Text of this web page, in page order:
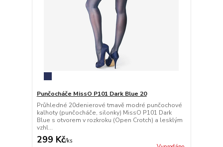
Punčocháče MissO P101 Dark Blue 20
Průhledné 20denierové tmavě modré punčochové
kalhoty (punčocháče, silonky) MissO P101 Dark
Blue s otvorem v rozkroku (Open Crotch) a lesklým
vzhl...
299 Kč/ks